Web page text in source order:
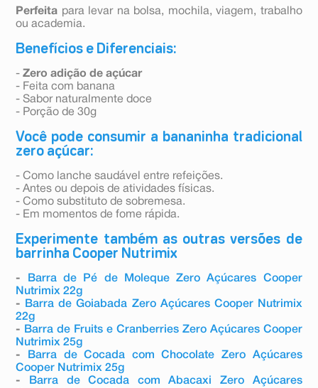
Perfeita para levar na bolsa, mochila, viagem, trabalho
ou academia.
Benefícios e Diferenciais:
-Zero adição de açúcar
- Feita com banana
- Sabor naturalmente doce
- Porção de 30g
Você pode consumir a bananinha tradicional
zero açúcar:
- Como lanche saudável entre refeições.
- Antes ou depois de atividades físicas.
- Como substituto de sobremesa.
- Em momentos de fome rápida.
Experimente também as outras versões de
barrinha Cooper Nutrimix
-
Barra de Pé de Moleque Zero Açúcares Cooper
Nutrimix 22g
-
Barra de Goiabada Zero Açúcares Cooper Nutrimix
22g
-
Barra de Fruits e Cranberries Zero Açúcares Cooper
Nutrimix 25g
-
Barra de Cocada com Chocolate Zero Açúcares
Cooper Nutrimix 25g
-
Barra de Cocada com Abacaxi Zero Açúcares